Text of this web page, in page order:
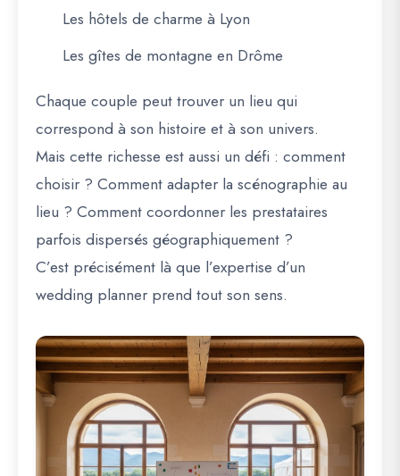
Les hôtels de charme à Lyon
Les gîtes de montagne en Drôme
Chaque couple peut trouver un lieu qui
correspond à son histoire et à son univers.
Mais cette richesse est aussi un défi : comment
choisir ? Comment adapter la scénographie au
lieu ? Comment coordonner les prestataires
parfois dispersés géographiquement ?
C’est précisément là que l’expertise d’un
wedding planner prend tout son sens.